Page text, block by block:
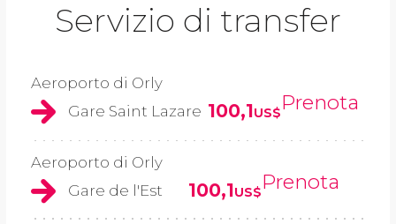
Servizio di transfer
Aeroporto di Orly
Gare Saint Lazare 100,1US$Prenota
Aeroporto di Orly
Gare de l'Est
100,1US$Prenota